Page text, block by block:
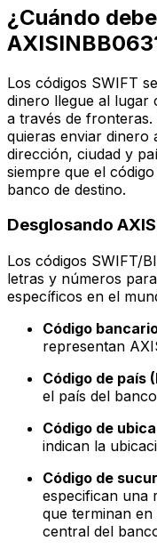
¿Cuándo
Los códigos SWIFT
dinero llegue al
a través de
quieras enviar dinero
dirección, ciudad y
siempre que el
banco de destino.
Desglosando
Los códigos SWIFT/
letras y números
específicos en el
Código
representan
Código de país
el país del
Código de
indican la
Código de
especifican una
que terminan
central del